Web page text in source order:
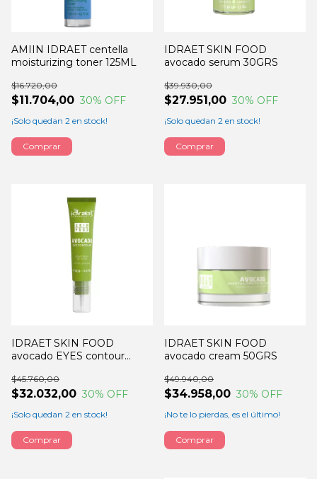
AMIIN IDRAET centella
moisturizing toner 125ML
$11.704,00
$16.720,00
30% OFF
¡Solo quedan 2 en stock!
IDRAET SKIN FOOD
avocado serum 30GRS
$27.951,00
$39.930,00
30% OFF
¡Solo quedan 2 en stock!
IDRAET SKIN FOOD
avocado EYES contour
$32.032,00
$45.760,00
30% OFF
¡Solo quedan 2 en stock!
IDRAET SKIN FOOD
avocado cream 50GRS
$34.958,00
$49.940,00
30% OFF
¡No te lo pierdas, es el último!